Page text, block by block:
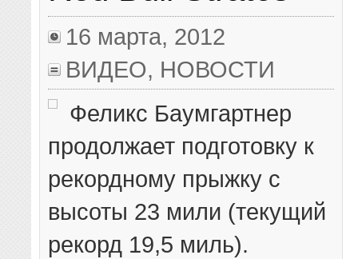
16 марта, 2012
ВИДЕО, НОВОСТИ
Феликс Баумгартнер
продолжает подготовку к
рекордному прыжку с
высоты 23 мили (текущий
рекорд 19,5 миль).